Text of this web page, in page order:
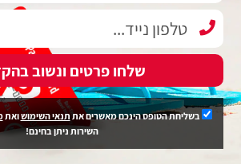
שלחו פרטים ונשוב
בשליחת הטופס הינכם מאשרים אתתנאי השימושואת
השירות ניתן בחינם!